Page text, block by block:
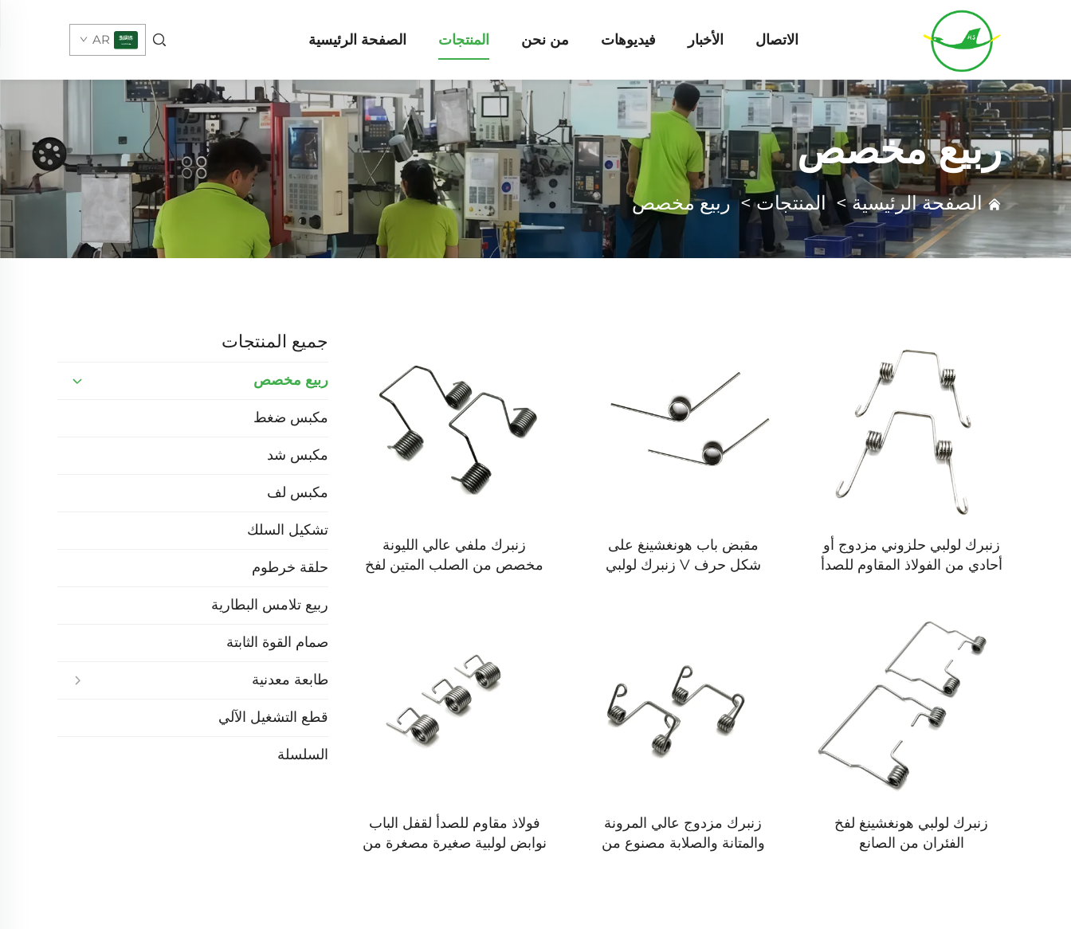
الصفحة الرئيسية المنتجات من نحن فيديوهات الأخبار الاتصال AR
ربيع مخصص
الصفحة الرئيسية>المنتجات>ربيع مخصص
جميع المنتجات
ربيع مخصص
مكبس ضغط
مكبس شد
مكبس لف
تشكيل السلك
حلقة خرطوم
ربيع تلامس البطارية
صمام القوة الثابتة
طابعة معدنية
قطع التشغيل الآلي
السلسلة
زنبرك لولبي حلزوني مزدوج أو
أحادي من الفولاذ المقاوم للصدأ
مقبض باب هونغشينغ على
شكل حرف V زنبرك لولبي
زنبرك ملفي عالي الليونة
مخصص من الصلب المتين لفخ
زنبرك لولبي هونغشينغ لفخ
الفئران من الصانع
زنبرك مزدوج عالي المرونة
والمتانة والصلابة مصنوع من
فولاذ مقاوم للصدأ لقفل الباب
نوابض لولبية صغيرة مصغرة من